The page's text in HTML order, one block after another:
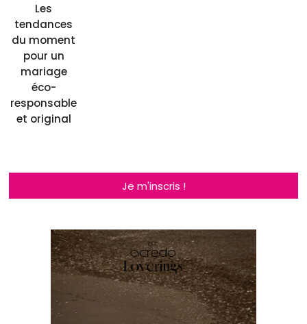
Les
tendances
du moment
pour un
mariage
éco-
responsable
et original
Je m'inscris !